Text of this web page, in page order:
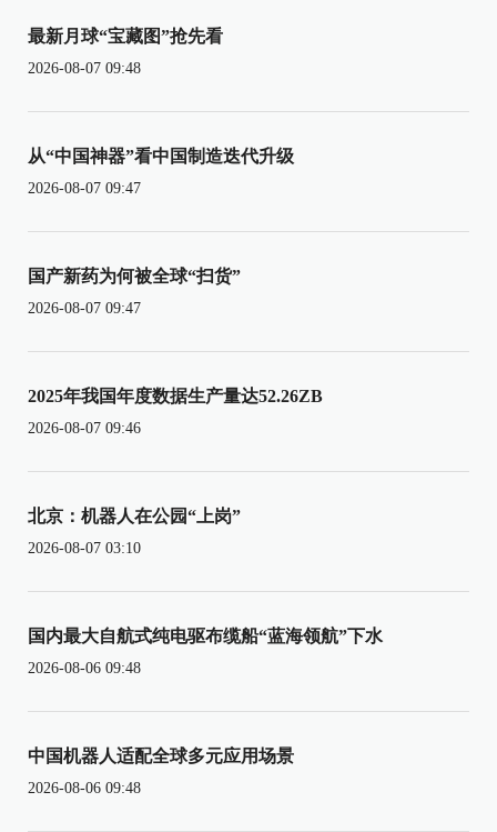
最新月球“宝藏图”抢先看
2026-08-07 09:48
从“中国神器”看中国制造迭代升级
2026-08-07 09:47
国产新药为何被全球“扫货”
2026-08-07 09:47
2025年我国年度数据生产量达52.26ZB
2026-08-07 09:46
北京：机器人在公园“上岗”
2026-08-07 03:10
国内最大自航式纯电驱布缆船“蓝海领航”下水
2026-08-06 09:48
中国机器人适配全球多元应用场景
2026-08-06 09:48